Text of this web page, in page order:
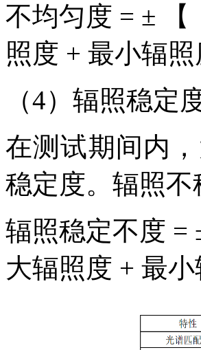
不均匀度 = ± 【
照度 + 最小辐照
（4）辐照稳定
在测试期间内
稳定度。辐照
辐照稳定不度 =
大辐照度 + 最